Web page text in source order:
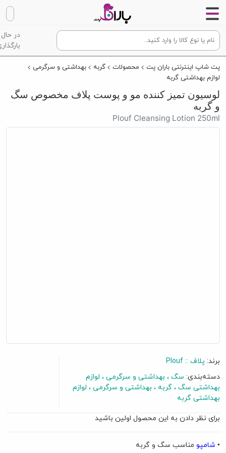
در حال
پت شاپ اینترنتی باران پت محصولات گربه
بهداشتی و سرگرمی
لوازم بهداشتی گربه
لوسیون تمیز کننده مو و پوست پلاف مخصوص
سگ و گربه
Plouf Cleansing Lotion 250ml
برند: پلاف :: Plouf
دسته‌بندی: سگ بهداشتی و سرگرمی
لوازم
بهداشتی سگ
گربه بهداشتی و سرگرمی
لوازم
بهداشتی گربه
برای نظر دادن به این محصول اولین باشید
• شامپو مناسب سگ و گربه